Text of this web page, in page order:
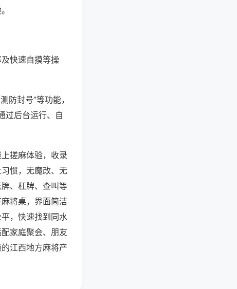
快速自摸等操
防封号”等功能，
过后台运行、自
搓麻体验，收录
惯，无魔改、无
、杠牌、查叫等
将桌，界面简洁
，快速找到同水
家庭聚会、朋友
江西地方麻将产